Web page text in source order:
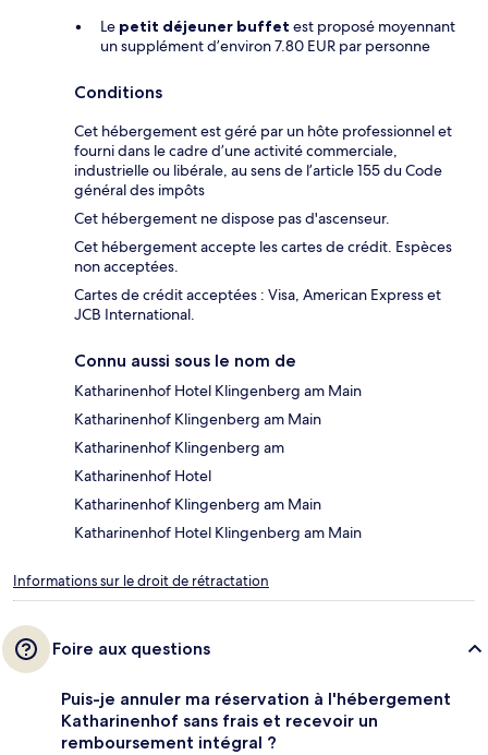
Le petit déjeuner buffet est proposé moyennant
un supplément d’environ 7.80 EUR par personne
Conditions
Cet hébergement est géré par un hôte professionnel et
fourni dans le cadre d’une activité commerciale,
industrielle ou libérale, au sens de l’article 155 du Code
général des impôts
Cet hébergement ne dispose pas d'ascenseur.
Cet hébergement accepte les cartes de crédit. Espèces
non acceptées.
Cartes de crédit acceptées : Visa, American Express et
JCB International.
Connu aussi sous le nom de
Katharinenhof Hotel Klingenberg am Main
Katharinenhof Klingenberg am Main
Katharinenhof Klingenberg am
Katharinenhof Hotel
Katharinenhof Klingenberg am Main
Katharinenhof Hotel Klingenberg am Main
Informations sur le droit de rétractation
Foire aux questions
Puis-je annuler ma réservation à l'hébergement
Katharinenhof sans frais et recevoir un
remboursement intégral ?